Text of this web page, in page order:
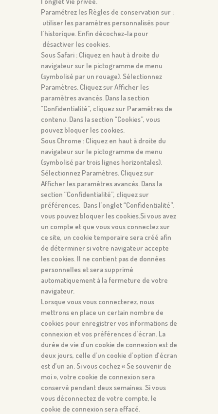
Paramétrez les Règles de conservation sur :
utiliser les paramètres personnalisés pour
l’historique. Enfin décochez-la pour
désactiver les cookies.
Sous Safari : Cliquez en haut à droite du
navigateur sur le pictogramme de menu
(symbolisé par un rouage). Sélectionnez
Paramètres. Cliquez sur Afficher les
paramètres avancés. Dans la section
“Confidentialité”, cliquez sur Paramètres de
contenu. Dans la section “Cookies”, vous
pouvez bloquer les cookies.
Sous Chrome : Cliquez en haut à droite du
navigateur sur le pictogramme de menu
(symbolisé par trois lignes horizontales).
Sélectionnez Paramètres. Cliquez sur
Afficher les paramètres avancés. Dans la
section “Confidentialité”, cliquez sur
préférences. Dans l’onglet “Confidentialité”,
vous pouvez bloquer les cookies.Si vous avez
un compte et que vous vous connectez sur
ce site, un cookie temporaire sera créé afin
de déterminer si votre navigateur accepte
les cookies. Il ne contient pas de données
personnelles et sera supprimé
automatiquement à la fermeture de votre
navigateur.
Lorsque vous vous connecterez, nous
mettrons en place un certain nombre de
cookies pour enregistrer vos informations de
connexion et vos préférences d’écran. La
durée de vie d’un cookie de connexion est de
deux jours, celle d’un cookie d’option d’écran
est d’un an. Si vous cochez « Se souvenir de
moi », votre cookie de connexion sera
conservé pendant deux semaines. Si vous
vous déconnectez de votre compte, le
cookie de connexion sera effacé.